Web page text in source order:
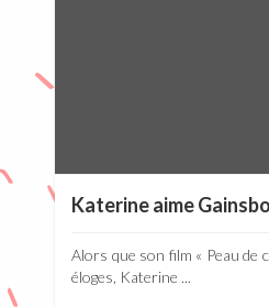
Alors que son film « Peau de
éloges, Katerine ...